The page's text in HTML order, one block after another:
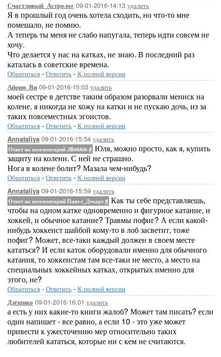
Счастливый_Астролог 09-01-2016-14:13 удалить
Я в прошлый год очень хотела сходить, но что-то мне
помешало, не помню.
А теперь ты меня не слабо напугала, теперь идти совсем не
хочу.
Что делается у нас на катках, не знаю. В последний раз
каталась в советские времена.
Обратиться - Ответить - К полной версии
Айрин_Ви 09-01-2016-15:03 удалить
моей сестре в детстве таким образом разорвали мениск на
колене. я никогда не хожу на катки и не пускаю дочь, из за
таких повсеместных эгоистов.
Обратиться - Ответить - К полной версии
Annataliya 09-01-2016-15:54 удалить
Ответ на комментарий JBekkie # Юля, можно просто, как я, купить
защиту на колени. С ней не страшно.
Нога в колене болит? Мазала чем-нибудь?
Обратиться - Ответить - К полной версии
Annataliya 09-01-2016-15:59 удалить
Ответ на комментарий Павел_Декарт# Как ты себе представляешь,
чтобы на одном катке одновременно и фигурное катание, и
хоккей, и обычное катание? Травмы пофиг? А если какой-
нибудь хоккеист шайбой кому-то в лоб засветит, тоже
пофиг? Может, все-таки каждый должен в своем месте
кататься? И если каток оборудовали именно для обычного
катания, то хоккеистам там все-таки не место, а место на
специальных хоккейных катках, открытых именно для
этого, не?
Обратиться - Ответить - К полной версии
Дзёшико 09-01-2016-16:01 удалить
а есть у них какие-то книги жалоб? Может там писать? если
один напишет - все равно, а если 10 - это уже может
привести к ужесточению мер относительно таких
любителей кататься, которые ни с кем не считаются.